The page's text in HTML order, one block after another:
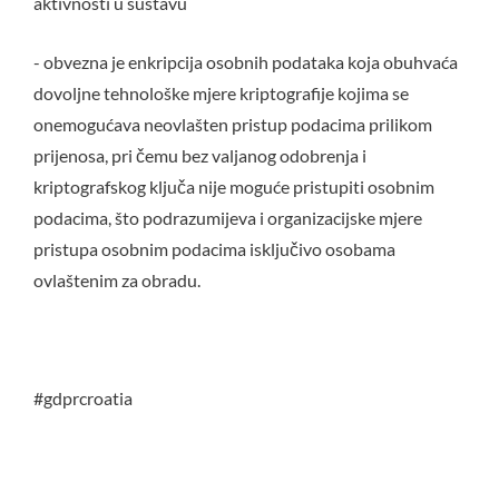
- obvezna je enkripcija osobnih podataka koja obuhvaća
dovoljne tehnološke mjere kriptografije kojima se
onemogućava neovlašten pristup podacima prilikom
prijenosa, pri čemu bez valjanog odobrenja i
kriptografskog ključa nije moguće pristupiti osobnim
podacima, što podrazumijeva i organizacijske mjere
pristupa osobnim podacima isključivo osobama
ovlaštenim za obradu.
#gdprcroatia